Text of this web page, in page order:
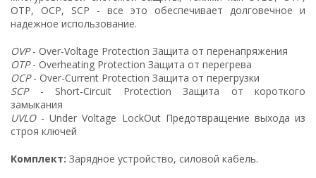
OTP, OCP, SCP - все это обеспечивает долговечное и
надежное использование.
OVP- Over-Voltage Protection Защита от перенапряжения
OTP- Overheating Protection Защита от перегрева
OCP- Over-Current Protection Защита от перегрузки
SCP- Short-Circuit Protection Защита от короткого
замыкания
UVLO- Under Voltage LockOut Предотвращение выхода из
строя ключей
Комплект: Зарядное устройство, силовой кабель.